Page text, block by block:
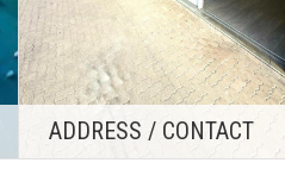
ADDRESS / CONTACT